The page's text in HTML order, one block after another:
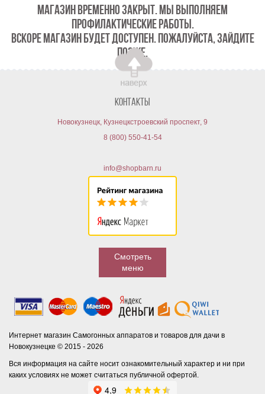
МАГАЗИН ВРЕМЕННО ЗАКРЫТ. МЫ ВЫПОЛНЯЕМ
ПРОФИЛАКТИЧЕСКИЕ РАБОТЫ.
ВСКОРЕ МАГАЗИН БУДЕТ ДОСТУПЕН. ПОЖАЛУЙСТА, ЗАЙДИТЕ
ПОЗЖЕ.
Контакты
Новокузнецк, Кузнецкстроевский проспект, 9
8 (800) 550-41-54
info@shopbarn.ru
Смотреть
меню
Интернет магазин Самогонных аппаратов и товаров для дачи в
Новокузнецке © 2015 - 2026
Вся информация на сайте носит ознакомительный характер и ни при
каких условиях не может считаться публичной офертой.